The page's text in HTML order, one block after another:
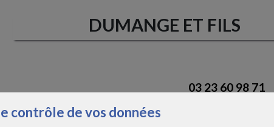
contrôle de vos données
DUMANGE ET FILS
03 23 60 98 71